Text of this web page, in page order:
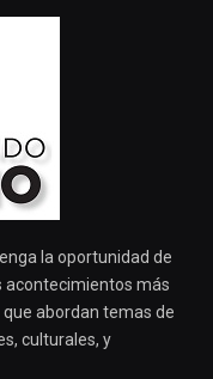
la oportunidad de
acontecimientos más
abordan temas de
culturales, y